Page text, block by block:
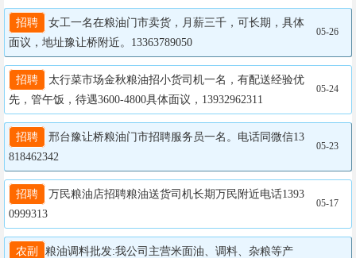
招聘
女工一名在粮油门市卖货，月薪三千，可长期，具体
面议，地址豫让桥附近。13363789050
05-26
招聘
太行菜市场金秋粮油招小货司机一名，有配送经验优
先，管午饭，待遇3600-4800具体面议，13932962311
05-24
招聘
邢台豫让桥粮油门市招聘服务员一名。电话同微信13
818462342
05-23
招聘
万民粮油店招聘粮油送货司机长期万民附近电话1393
0999313
05-17
农副
粮油调料批发:我公司主营米面油、调料、杂粮等产